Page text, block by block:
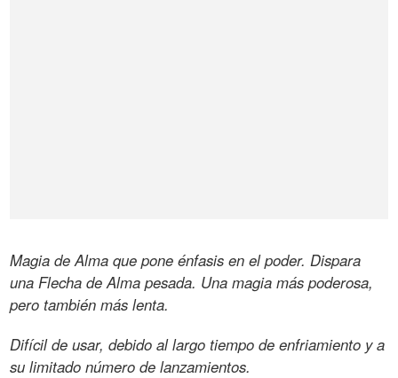
Magia de Alma que pone énfasis en el poder. Dispara
una Flecha de Alma pesada. Una magia más poderosa,
pero también más lenta.
Difícil de usar, debido al largo tiempo de enfriamiento y a
su limitado número de lanzamientos.